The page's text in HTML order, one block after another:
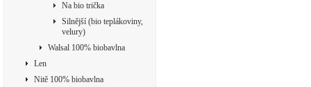
Na bio trička
Silnější (bio teplákoviny,
velury)
Walsal 100% biobavlna
Len
Nitě 100% biobavlna